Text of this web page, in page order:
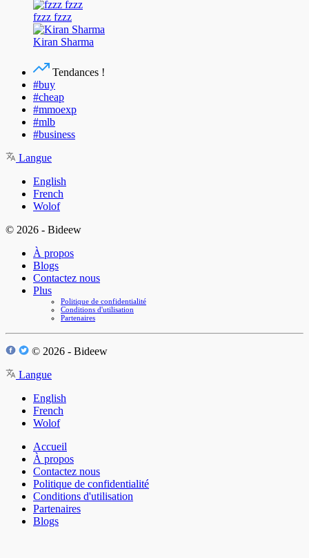
fzzz fzzz
Kiran Sharma
Tendances !
#buy
#cheap
#mmoexp
#mlb
#business
Langue
English
French
Wolof
© 2026 - Bideew
À propos
Blogs
Contactez nous
Plus
Politique de confidentialité
Conditions d'utilisation
Partenaires
© 2026 - Bideew
Langue
English
French
Wolof
Accueil
À propos
Contactez nous
Politique de confidentialité
Conditions d'utilisation
Partenaires
Blogs